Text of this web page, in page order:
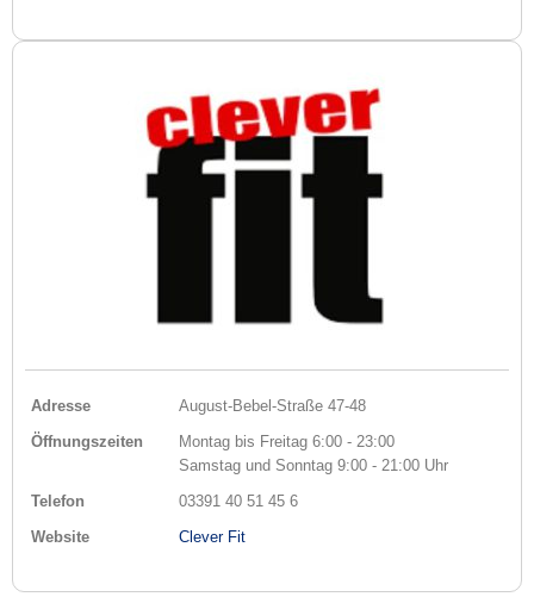
Adresse
August-Bebel-Straße 47-48
Öffnungszeiten
Montag bis Freitag 6:00 - 23:00
Samstag und Sonntag 9:00 - 21:00 Uhr
Telefon
03391 40 51 45 6
Website
Clever Fit